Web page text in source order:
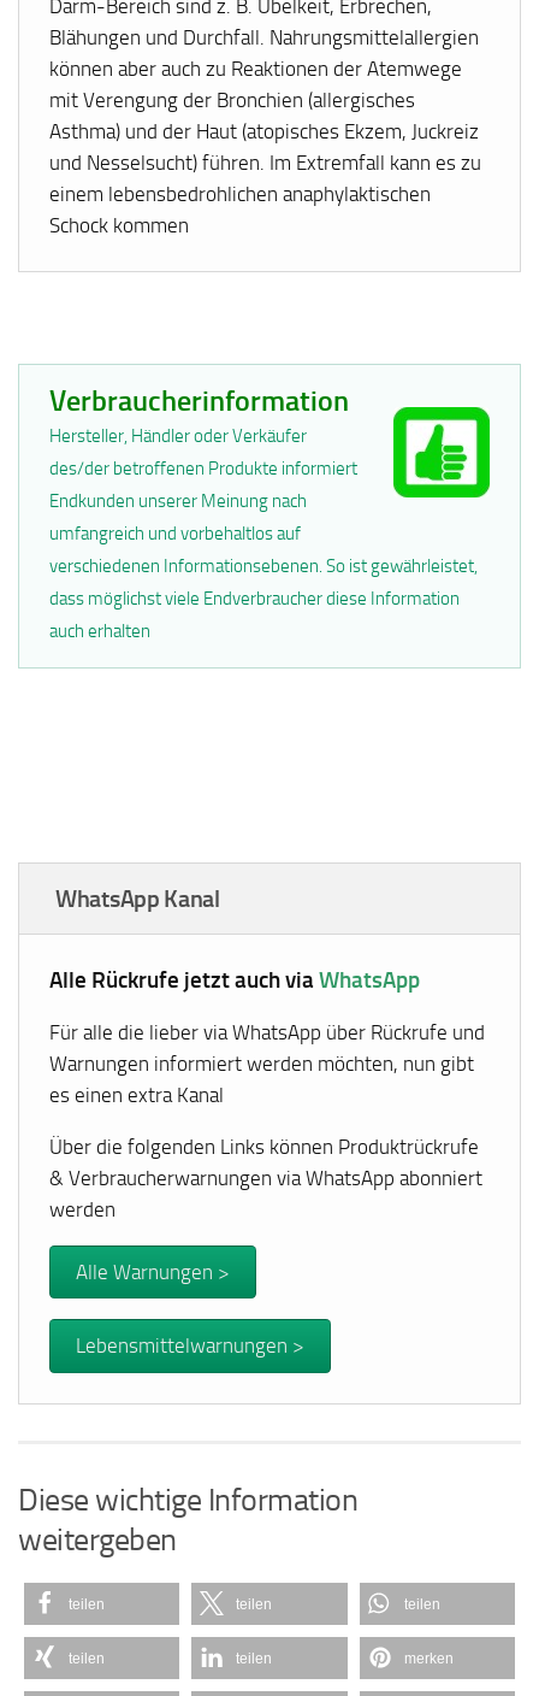
Darm-Bereich sind z. B. Übelkeit, Erbrechen,
Blähungen und Durchfall. Nahrungsmittelallergien
können aber auch zu Reaktionen der Atemwege
mit Verengung der Bronchien (allergisches
Asthma) und der Haut (atopisches Ekzem, Juckreiz
und Nesselsucht) führen. Im Extremfall kann es zu
einem lebensbedrohlichen anaphylaktischen
Schock kommen
Verbraucherinformation
Hersteller, Händler oder Verkäufer
des/der betroffenen Produkte informiert
Endkunden unserer Meinung nach
umfangreich und vorbehaltlos auf
verschiedenen Informationsebenen. So ist gewährleistet,
dass möglichst viele Endverbraucher diese Information
auch erhalten
WhatsApp Kanal
Alle Rückrufe jetzt auch viaWhatsApp
Für alle die lieber via WhatsApp über Rückrufe und
Warnungen informiert werden möchten, nun gibt
es einen extra Kanal
Über die folgenden Links können Produktrückrufe
& Verbraucherwarnungen via WhatsApp abonniert
werden
Alle Warnungen >
Lebensmittelwarnungen >
Diese wichtige Information
weitergeben
teilen teilen teilen
teilen teilen merken